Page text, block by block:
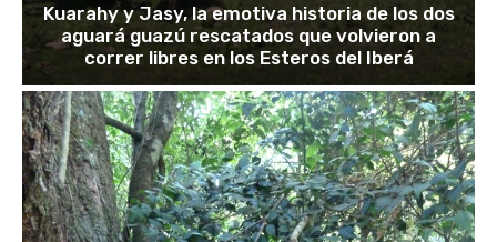
Kuarahy y Jasy, la emotiva historia de los dos
aguará guazú rescatados que volvieron a
correr libres en los Esteros del Iberá